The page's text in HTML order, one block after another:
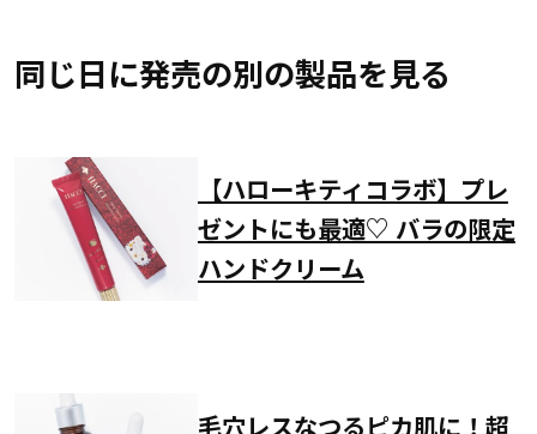
同じ日に発売の別の製品を見る
【ハローキティコラボ】プレ
ゼントにも最適♡ バラの限定
ハンドクリーム
毛穴レスなつるピカ肌に！超